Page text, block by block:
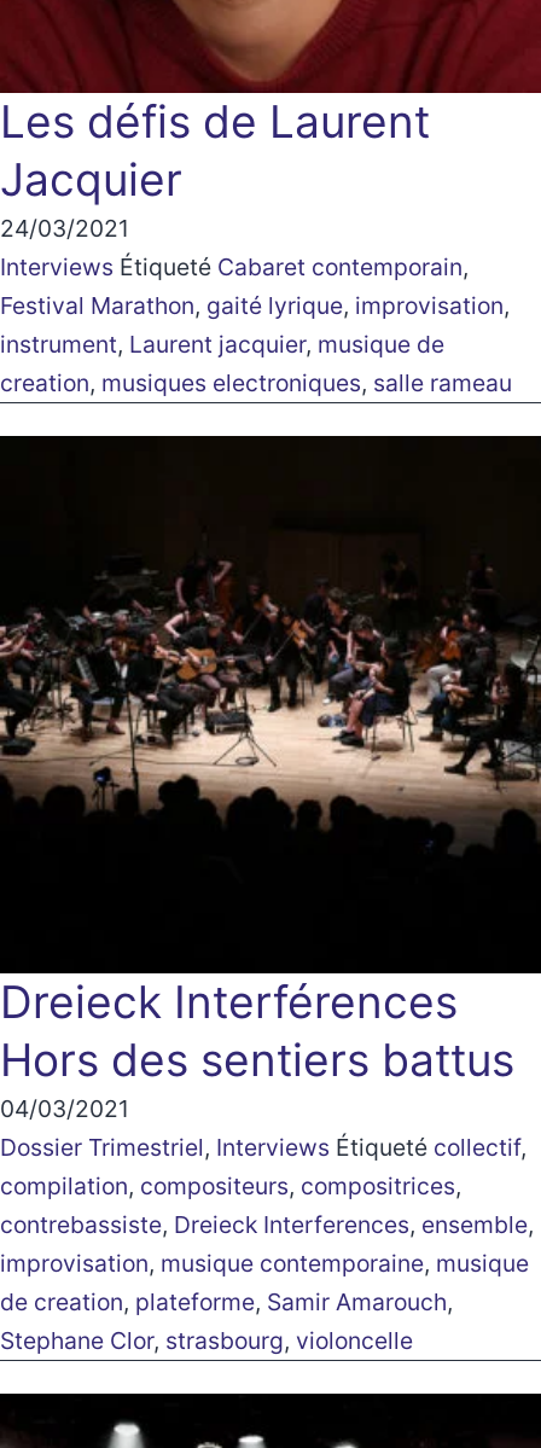
Les défis de Laurent
Jacquier
24/03/2021
Interviews Étiqueté Cabaret contemporain,
Festival Marathon, gaité lyrique, improvisation,
instrument, Laurent jacquier, musique de
creation, musiques electroniques, salle rameau
Dreieck Interférences
Hors des sentiers battus
04/03/2021
Dossier Trimestriel, Interviews Étiqueté collectif,
compilation, compositeurs, compositrices,
contrebassiste, Dreieck Interferences, ensemble,
improvisation, musique contemporaine, musique
de creation, plateforme, Samir Amarouch,
Stephane Clor, strasbourg, violoncelle